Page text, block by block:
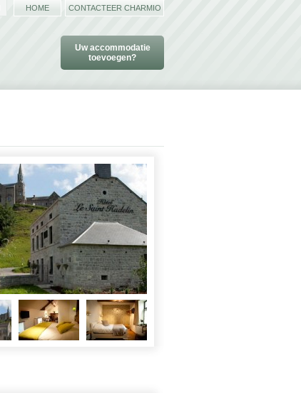
Uw accommodatie
toevoegen?
HOME CONTACTEER CHARMIO